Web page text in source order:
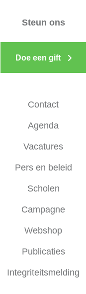
Steun ons
Doe een gift
Contact
Agenda
Vacatures
Pers en beleid
Scholen
Campagne
Webshop
Publicaties
Integriteitsmelding